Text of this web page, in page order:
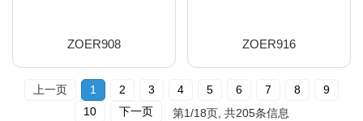
ZOER908 ZOER916
上一页 1 2 3 4 5 6 7 8
9
10
下一页 第1/18页, 共205条信息